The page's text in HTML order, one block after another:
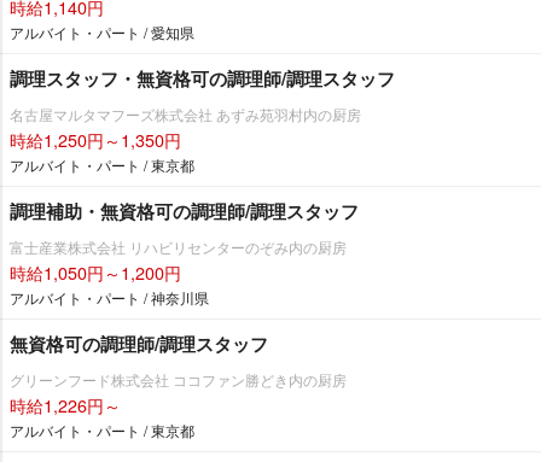
時給1,140円
アルバイト・パート / 愛知県
調理スタッフ・無資格可の調理師/調理スタッフ
名古屋マルタマフーズ株式会社 あずみ苑羽村内の厨房
時給1,250円～1,350円
アルバイト・パート / 東京都
調理補助・無資格可の調理師/調理スタッフ
富士産業株式会社 リハビリセンターのぞみ内の厨房
時給1,050円～1,200円
アルバイト・パート / 神奈川県
無資格可の調理師/調理スタッフ
グリーンフード株式会社 ココファン勝どき内の厨房
時給1,226円～
アルバイト・パート / 東京都